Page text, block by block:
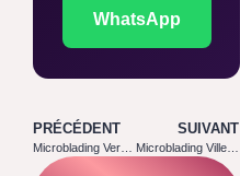
WhatsApp
PRÉCÉDENT SUIVANT